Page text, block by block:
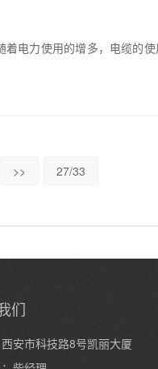
电力使用的增多，电缆的
>> 27/33
们
安市科技路8号凯丽大厦